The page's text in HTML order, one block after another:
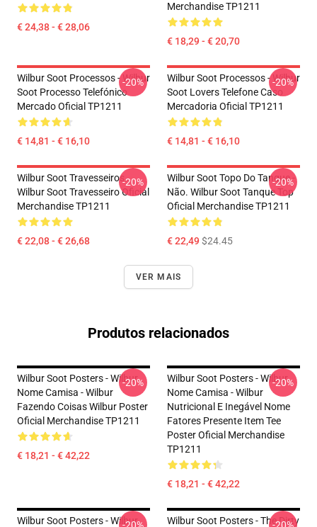
€ 24,38 - € 28,06
Merchandise TP1211
€ 18,29 - € 20,70
Wilbur Soot Processos - Wilbur
Soot Processo Telefónico
Mercado Oficial TP1211
€ 14,81 - € 16,10
-20%
Wilbur Soot Processos - Wilbur
Soot Lovers Telefone Caso
Mercadoria Oficial TP1211
€ 14,81 - € 16,10
-20%
Wilbur Soot Travesseiros...
Wilbur Soot Travesseiro Oficial
Merchandise TP1211
€ 22,08 - € 26,68
-20%
Wilbur Soot Topo Do Tanque -
Não. Wilbur Soot Tanque Top
Oficial Merchandise TP1211
€ 22,49$24.45
-20%
VER MAIS
Produtos relacionados
Wilbur Soot Posters - Wilbur
Nome Camisa - Wilbur
Fazendo Coisas Wilbur Poster
Oficial Merchandise TP1211
€ 18,21 - € 42,22
-20%
Wilbur Soot Posters - Wilbur
Nome Camisa - Wilbur
Nutricional E Inegável Nome
Fatores Presente Item Tee
Poster Oficial Merchandise
TP1211
€ 18,21 - € 42,22
-20%
Wilbur Soot Posters - Wilbur
Wilbur Soot Posters - The Dirty